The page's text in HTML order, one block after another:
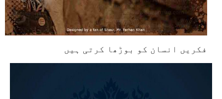
فکریں انسان کو بوڑھا کرتی ہیں